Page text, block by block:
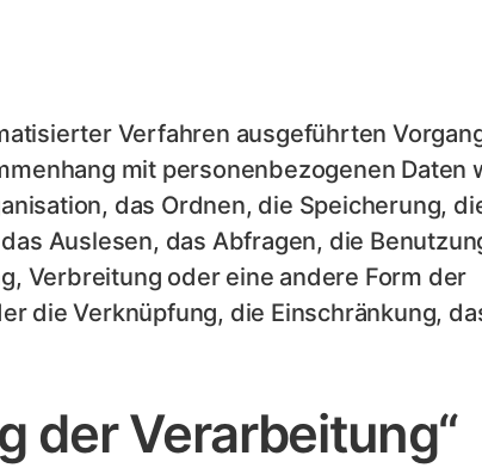
Verfahren ausgeführten
mit personenbezogenen Daten
das Ordnen, die Speicherung,
Auslesen, das Abfragen, die
Verbreitung oder eine andere Form der
die Verknüpfung, die Einschränkung,
der Verarbeitung“